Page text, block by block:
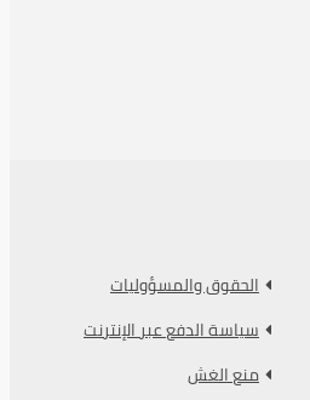
الحقوق والمسؤوليات
سياسة الدفع عبر الإنترنت
منع الغش